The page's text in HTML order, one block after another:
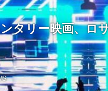
タリー映画、ロ